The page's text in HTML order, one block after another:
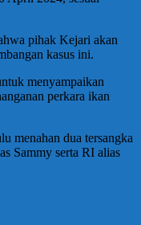
pihak Kejari akan
kasus ini.
menyampaikan
perkara ikan
menahan dua tersangka
Sammy serta RI alias